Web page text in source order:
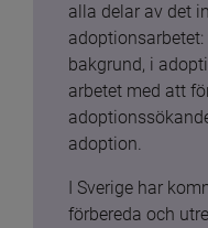
alla delar av det
bakgrund, i
arbetet med att
adoption.
I Sverige har
förbereda och